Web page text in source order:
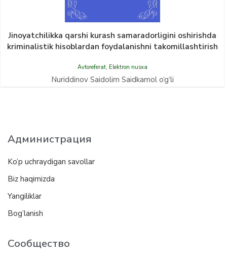
Jinoyatchilikka qarshi kurash samaradorligini oshirishda
kriminalistik hisoblardan foydalanishni takomillashtirish
Avtoreferat, Elektron nusxa
Nuriddinov Saidolim Saidkamol o‘g‘li
Администрация
Ko’p uchraydigan savollar
Biz haqimizda
Yangiliklar
Bog’lanish
Сообщество